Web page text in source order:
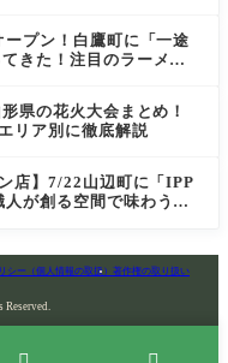
ープン！白鷹町に「一途
きた！注目のラーメン
県の花火大会まとめ！
リア別に徹底解説
店】7/22山辺町に「IPP
が創る空間で味わう
シー（個人情報の取扱） 著作権の取り扱い